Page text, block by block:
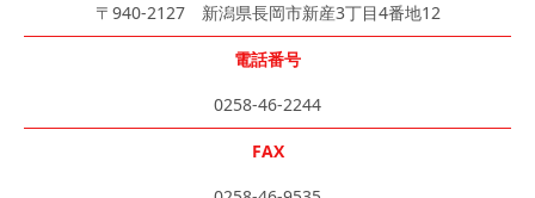
〒940-2127 新潟県長岡市新産3丁目4番地12
電話番号
0258-46-2244
FAX